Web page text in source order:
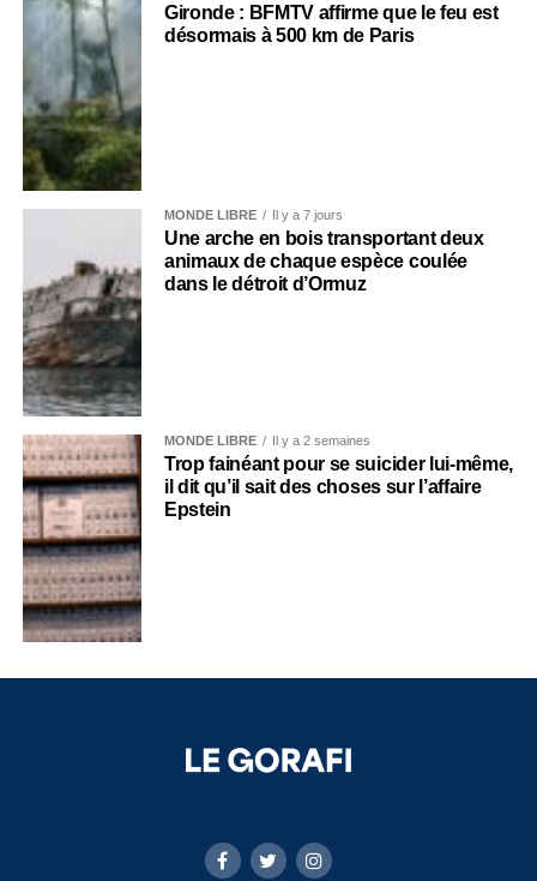
Gironde : BFMTV affirme que le feu est
désormais à 500 km de Paris
MONDE LIBRE Il y a 7 jours
Une arche en bois transportant deux
animaux de chaque espèce coulée
dans le détroit d’Ormuz
MONDE LIBRE Il y a 2 semaines
Trop fainéant pour se suicider lui-même,
il dit qu’il sait des choses sur l’affaire
Epstein